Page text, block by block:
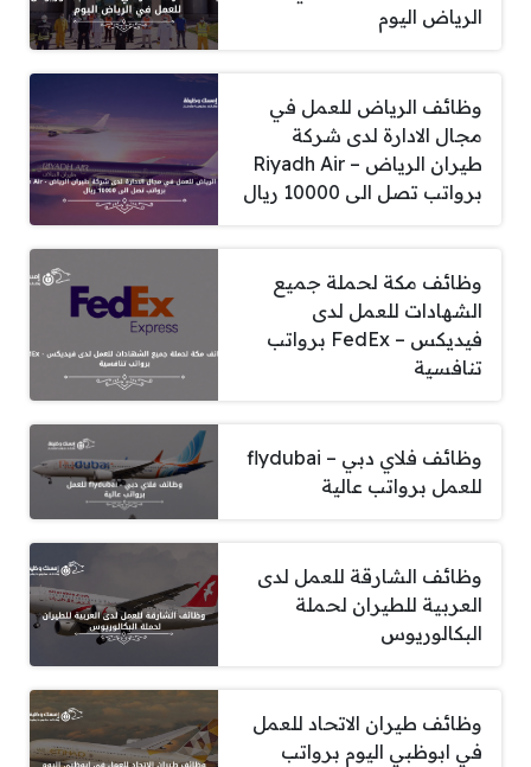
الرياض اليوم
وظائف الرياض للعمل في
مجال الادارة لدى شركة
طيران الرياض – Riyadh Air
برواتب تصل الى 10000 ريال
وظائف مكة لحملة جميع
الشهادات للعمل لدى
فيديكس – FedEx برواتب
تنافسية
وظائف فلاي دبي – flydubai
للعمل برواتب عالية
وظائف الشارقة للعمل لدى
العربية للطيران لحملة
البكالوريوس
وظائف طيران الاتحاد للعمل
في ابوظبي اليوم برواتب